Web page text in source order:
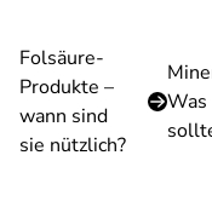
Folsäure-
Produkte –
wann sind
sie nützlich?
Was